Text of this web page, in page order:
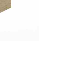
Inaktiv